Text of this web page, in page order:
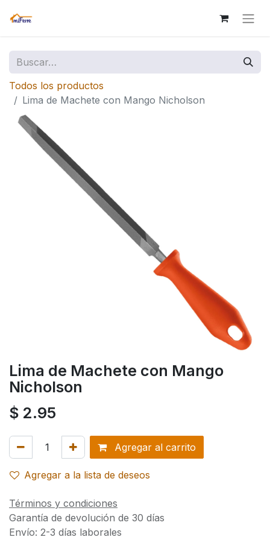
Todos los productos
Lima de Machete con Mango Nicholson
Lima de Machete con Mango
Nicholson
$ 2.95
Agregar al carrito
Agregar a la lista de deseos
Términos y condiciones
Garantía de devolución de 30 días
Envío: 2-3 días laborales